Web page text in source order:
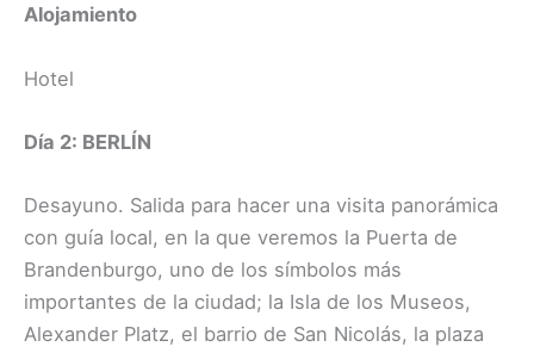
Alojamiento
Hotel
Día 2: BERLÍN
Desayuno. Salida para hacer una visita panorámica
con guía local, en la que veremos la Puerta de
Brandenburgo, uno de los símbolos más
importantes de la ciudad; la Isla de los Museos,
Alexander Platz, el barrio de San Nicolás, la plaza